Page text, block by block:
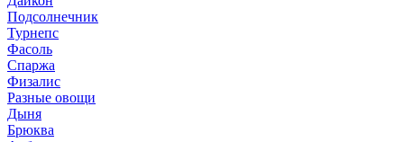
Подсолнечник
Турнепс
Фасоль
Спаржа
Физалис
Разные овощи
Дыня
Брюква